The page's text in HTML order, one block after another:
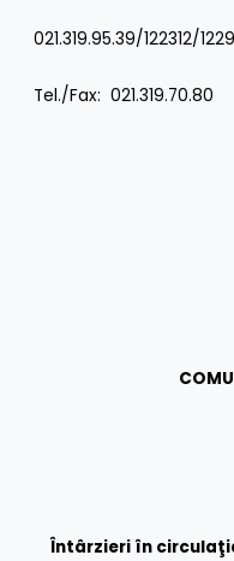
Tel.
021.319.95.39/122312/
Tel./Fax: 021.319.70.80
Întârzieri în